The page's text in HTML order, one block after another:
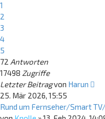
1
2
3
4
5
72 Antworten
17498 Zugriffe
Letzter Beitragvon Harun
25. Mär 2026, 15:55
Rund um Fernseher/Smart